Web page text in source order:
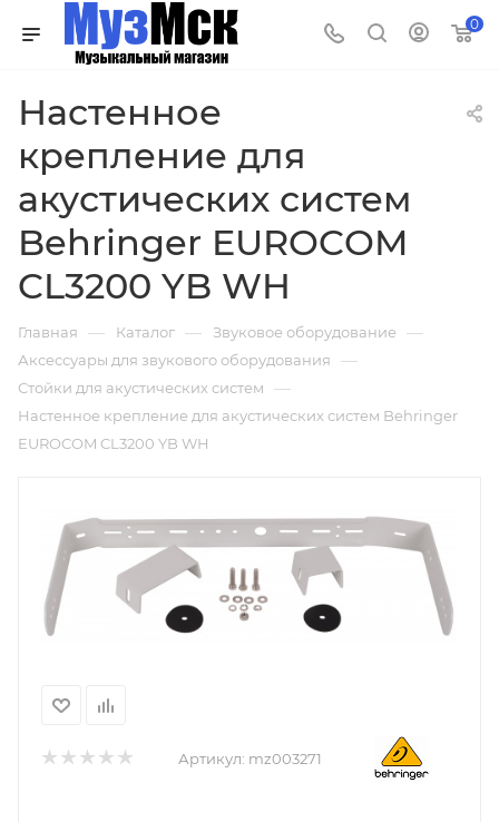
0
Настенное
крепление для
акустических систем
Behringer EUROCOM
CL3200 YB WH
Главная — Каталог — Звуковое оборудование —
Аксессуары для звукового оборудования —
Стойки для акустических систем —
Настенное крепление для акустических систем Behringer
EUROCOM CL3200 YB WH
Артикул: mz003271